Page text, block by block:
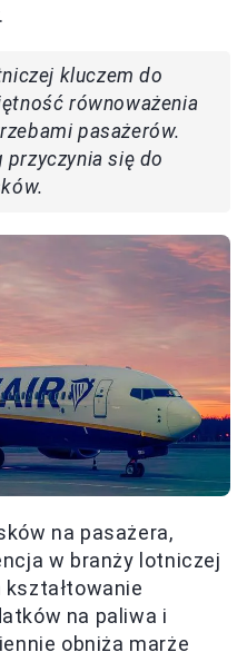
kluczem do
równoważenia
pasażerów.
przyczynia się do
na pasażera,
w branży lotniczej
kształtowanie
na paliwa i
obniża marże